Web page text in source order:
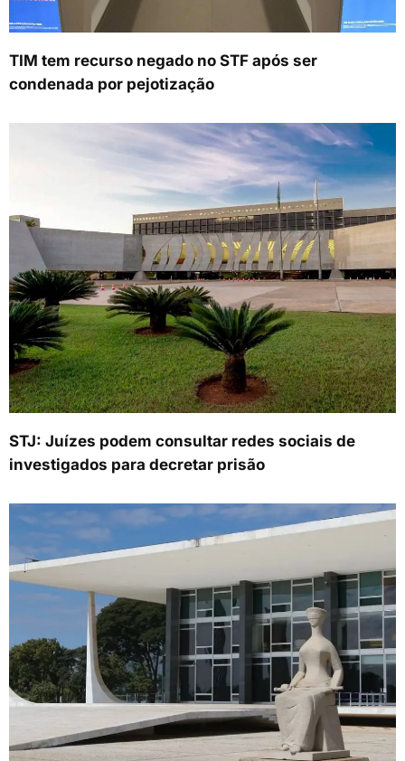
TIM tem recurso negado no STF após ser
condenada por pejotização
STJ: Juízes podem consultar redes sociais de
investigados para decretar prisão